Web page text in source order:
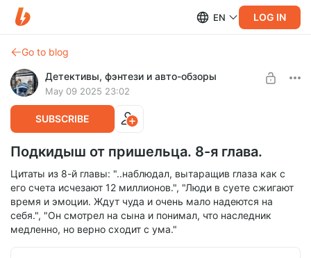
EN LOG IN
Go to blog
Детективы, фэнтези и авто-обзоры
May 09 2025 23:02
SUBSCRIBE
Подкидыш от пришельца. 8-я глава.
Цитаты из 8-й главы: "..наблюдал, вытаращив глаза как с
его счета исчезают 12 миллионов.", "Люди в суете сжигают
время и эмоции. Ждут чуда и очень мало надеются на
себя.", "Он смотрел на сына и понимал, что наследник
медленно, но верно сходит с ума."